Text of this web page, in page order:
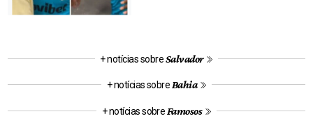
+ notícias sobreSalvador
+ notícias sobre Bahia
+ notícias sobre Famosos